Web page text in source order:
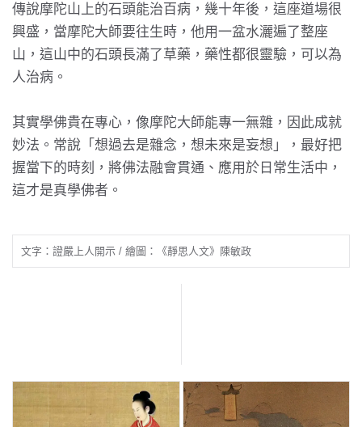
傳說摩陀山上的石頭能治百病，幾十年後，這座道場很
興盛，當摩陀大師要往生時，他用一盆水灑遍了整座
山，這山中的石頭長滿了草藥，藥性都很靈驗，可以為
人治病。
其實學佛貴在專心，像摩陀大師能專一無雜，因此成就
妙法。常說「想過去是雜念，想未來是妄想」，最好把
握當下的時刻，將佛法融會貫通、應用於日常生活中，
這才是真學佛者。
文字：證嚴上人開示 / 繪圖：《靜思人文》陳敏政